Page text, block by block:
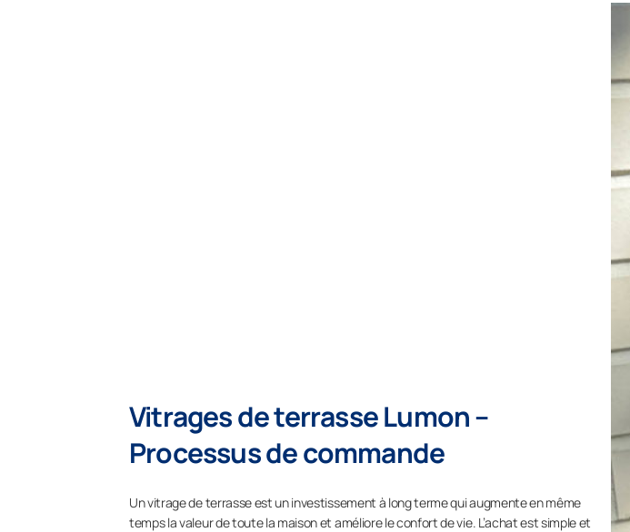
Vitrages de terrasse Lumon –
Processus de commande
Un vitrage de terrasse est un investissement à long terme qui augmente en même
temps la valeur de toute la maison et améliore le confort de vie. L’achat est simple et